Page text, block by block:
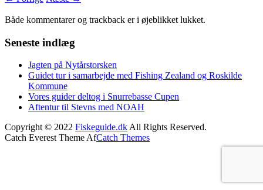
Både kommentarer og trackback er i øjeblikket lukket.
Seneste indlæg
Jagten på Nytårstorsken
Guidet tur i samarbejde med Fishing Zealand og Roskilde
Kommune
Vores guider deltog i Snurrebasse Cupen
Aftentur til Stevns med NOAH
Copyright © 2022 Fiskeguide.dk All Rights Reserved.
Catch Everest Theme AfCatch Themes